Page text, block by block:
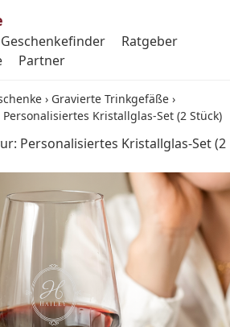
Geschenkefinder
Ratgeber
Partner
› Gravierte Trinkgefäße ›
Kristallglas-Set (2 Stück)
Personalisiertes Kristallglas-Set (2